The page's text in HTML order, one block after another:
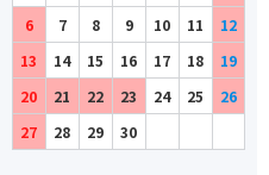
6
7 8 9 10 11
12
13
14 15 16 17 18
19
20
21 22 23 24 25
26
27
28 29 30